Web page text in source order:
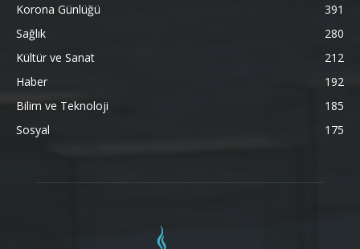
Korona Günlüğü
391
Sağlık
280
Kültür ve Sanat
212
Haber
192
Bilim ve Teknoloji
185
Sosyal
175